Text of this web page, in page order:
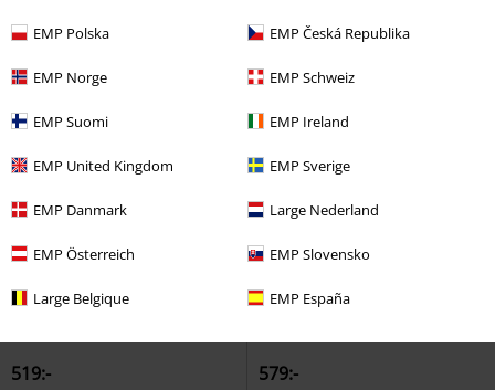
EMP Polska EMP Česká Republika
EMP Norge EMP Schweiz
EMP Suomi EMP Ireland
EMP United Kingdom EMP Sverige
EMP Danmark Large Nederland
EMP Österreich EMP Slovensko
Large Belgique EMP España
519:- 579:-